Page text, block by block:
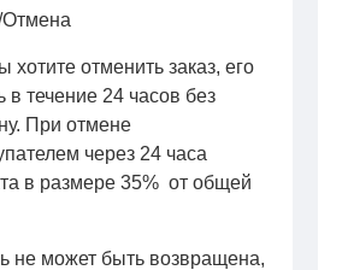
отменить заказ, его
в течение 24 часов без
При отмене
через 24 часа
в размере 35% от общей
не может быть возвращена,